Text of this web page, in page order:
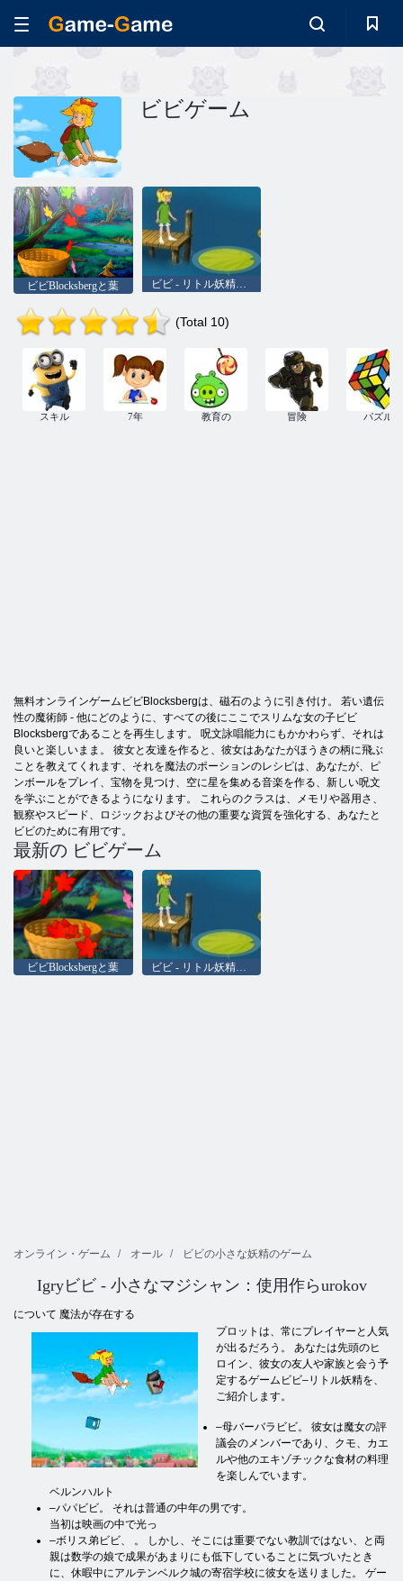
ビビゲーム
ビビBlocksbergと葉 ビビ - リトル妖精：気まぐれ池
(Total 10)
スキル 7年 教育の 冒険 パズル
無料オンラインゲームビビBlocksbergは、磁石のように引き付け。 若い遺伝
性の魔術師 - 他にどのように、すべての後にここでスリムな女の子ビビ
Blocksbergであることを再生します。 呪文詠唱能力にもかかわらず、それは
良いと楽しいまま。 彼女と友達を作ると、彼女はあなたがほうきの柄に飛ぶ
ことを教えてくれます、それを魔法のポーションのレシピは、あなたが、ピ
ンボールをプレイ、宝物を見つけ、空に星を集める音楽を作る、新しい呪文
を学ぶことができるようになります。 これらのクラスは、メモリや器用さ、
観察やスピード、ロジックおよびその他の重要な資質を強化する、あなたと
ビビのために有用です。
最新の ビビゲーム
ビビBlocksbergと葉 ビビ - リトル妖精：気まぐれ池
オンライン・ゲーム オール ビビの小さな妖精のゲーム
Igryビビ - 小さなマジシャン：使用作らurokov
について 魔法が存在する
プロットは、常にプレイヤーと人気
が出るだろう。 あなたは先頭のヒ
ロイン、彼女の友人や家族と会う予
定するゲームビビ–リトル妖精を、
ご紹介します。
–母バーバラビビ。 彼女は魔女の評
議会のメンバーであり、クモ、カエ
ルや他のエキゾチックな食材の料理
を楽しんでいます。
ベルンハルト
–パパビビ。 それは普通の中年の男です。
当初は映画の中で光っ
–ボリス弟ビビ、 。 しかし、そこには重要でない教訓ではない、と両
親は数学の娘で成果があまりにも低下していることに気づいたとき
に、休暇中にアルテンベルク城の寄宿学校に彼女を送りました。 ゲー